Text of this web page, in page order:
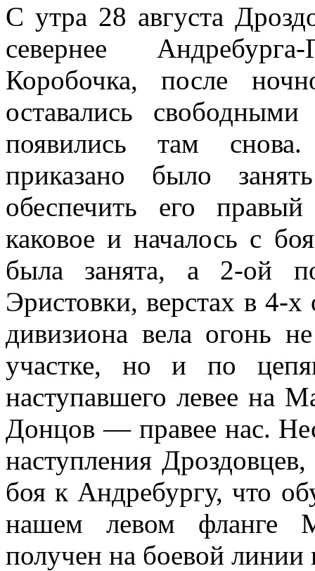
С утра 28 августа
севернее
Коробочка, после
оставались
появились там
приказано было
обеспечить его
каковое и началось с
была занята, а 2-ой
Эристовки, верстах в 4-
дивизиона вела огонь
участке, но и по
наступавшего левее на
Донцов — правее нас.
наступления
боя к Андребургу, что
нашем левом фланге
получен на боевой линии